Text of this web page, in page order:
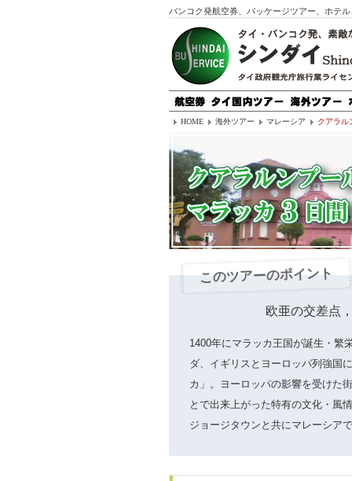
バンコク発航空券、パッケージツアー、ホテ
HOME 海外ツアー マレーシア クアラル
このツアーのポイント
欧亜の交差点
1400年にマラッカ王国が誕生・繁
ダ、イギリスとヨーロッパ列強国
カ」。ヨーロッパの影響を受けた
とで出来上がった特有の文化・風
ジョージタウンと共にマレーシア